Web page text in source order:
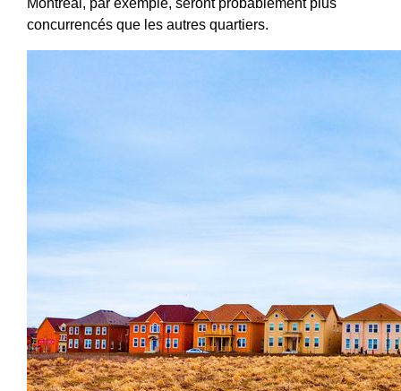
Montréal, par exemple, seront probablement plus
concurrencés que les autres quartiers.